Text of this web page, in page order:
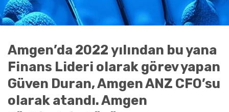
Amgen’da 2022 yılından bu yana
Finans Lideri olarak görev yapan
Güven Duran, Amgen ANZ CFO’su
olarak atandı. Amgen